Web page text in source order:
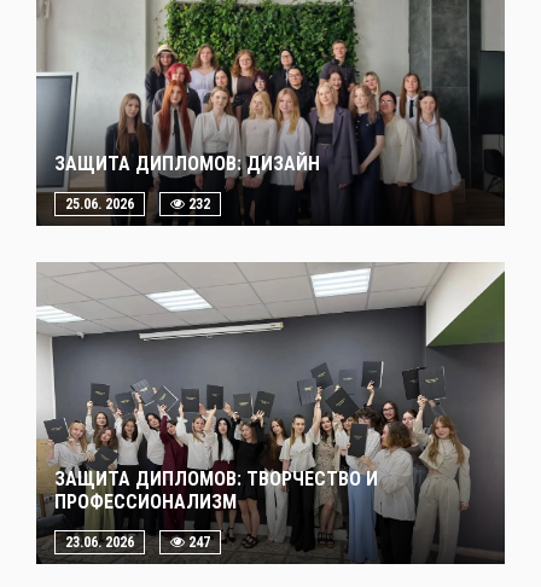
ЗАЩИТА ДИПЛОМОВ: ДИЗАЙН
25.06. 2026 232
ЗАЩИТА ДИПЛОМОВ: ТВОРЧЕСТВО И
ПРОФЕССИОНАЛИЗМ
23.06. 2026 247